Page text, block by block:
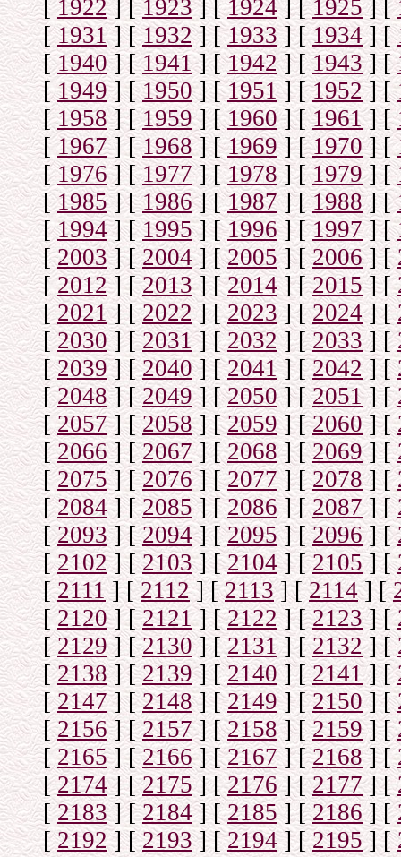
[1922] [1923] [1924] [1925] [
[1931] [1932] [1933] [1934] [
[1940] [1941] [1942] [1943] [
[1949] [1950] [1951] [1952] [
[1958] [1959] [1960] [1961] [
[1967] [1968] [1969 ] [1970] [
[1976] [1977] [1978] [1979] [
[1985] [1986] [1987] [1988] [
[1994] [1995] [1996] [1997] [
[2003] [2004] [2005] [2006] [
[2012] [2013] [2014] [2015] [
[2021] [2022] [2023] [2024] [
[2030] [2031] [2032] [2033] [
[2039] [2040] [2041] [2042] [
[2048] [2049] [2050] [2051] [
[2057] [2058] [2059] [2060] [
[2066] [2067] [2068] [2069] [
[2075] [2076] [2077] [2078] [
[2084] [2085] [2086] [2087] [
[2093] [2094] [2095] [2096] [
[2102] [2103] [2104] [2105] [
[2111] [2112] [2113] [2114] [
[2120] [2121] [2122] [2123] [
[2129] [2130] [2131] [2132] [
[2138] [2139] [2140] [2141] [
[2147] [2148] [2149] [2150] [
[2156] [2157] [2158] [2159] [
[ 2165] [2166] [2167] [2168] [
[2174] [2175] [2176] [2177] [
[2183] [2184] [2185 ] [2186] [
[2192] [2193] [2194] [2195] [